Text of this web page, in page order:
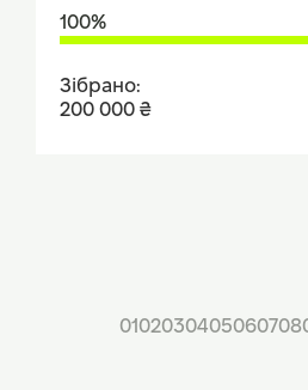
Зібрано:
200 000 ₴
100%
01 02030405060708